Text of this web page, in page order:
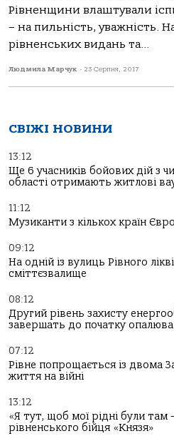
Рівненщини влаштували
– на пильність, уважність.
рівненських видань та...
Людмила Марчук - 23 Серпня, 2017
СВІЖІ НОВИНИ
13:12
Ще 6 учасників бойових дій з
області отримають житлові
11:12
Музиканти з кількох країн
09:12
На одній із вулиць Рівного
сміттєзвалище
08:12
Другий рівень захисту
завершать до початку
07:12
Рівне попрощається із двома
життя на війні
13:12
«Я тут, щоб мої рідні були там
рівненського бійця «Князя»